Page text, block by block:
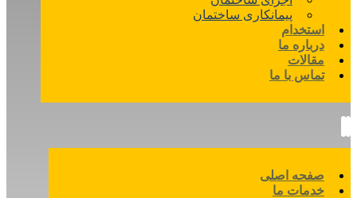
پیمانکاری ساختمان
استخدام
درباره ما
مقالات
تماس با ما
صفحه اصلی
خدمات ما